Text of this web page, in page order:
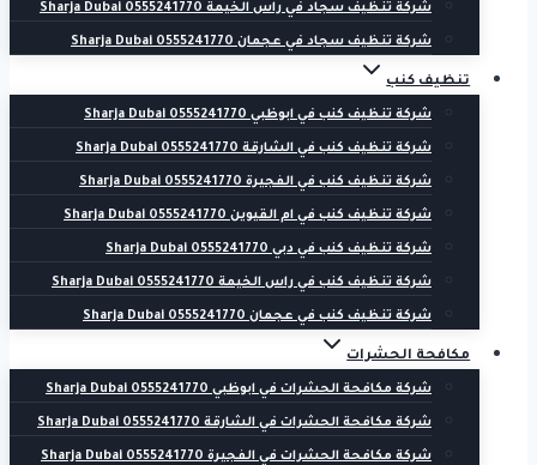
شركة تنظيف سجاد في راس الخيمة 0555241770 Sharja Dubai
شركة تنظيف سجاد في عجمان 0555241770 Sharja Dubai
تنظيف كنب
شركة تنظيف كنب في ابوظبي 0555241770 Sharja Dubai
شركة تنظيف كنب في الشارقة 0555241770 Sharja Dubai
شركة تنظيف كنب في الفجيرة 0555241770 Sharja Dubai
شركة تنظيف كنب في ام القيوين 0555241770 Sharja Dubai
شركة تنظيف كنب في دبي 0555241770 Sharja Dubai
شركة تنظيف كنب في راس الخيمة 0555241770 Sharja Dubai
شركة تنظيف كنب في عجمان 0555241770 Sharja Dubai
مكافحة الحشرات
شركة مكافحة الحشرات في ابوظبي 0555241770 Sharja Dubai
شركة مكافحة الحشرات في الشارقة 0555241770 Sharja Dubai
شركة مكافحة الحشرات في الفجيرة 0555241770 Sharja Dubai